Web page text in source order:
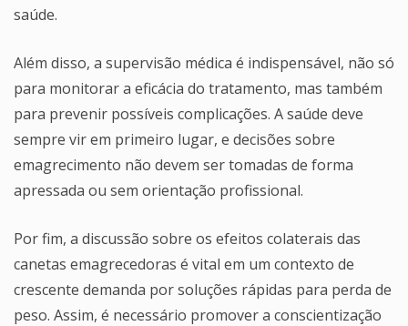
saúde.
Além disso, a supervisão médica é indispensável, não só
para monitorar a eficácia do tratamento, mas também
para prevenir possíveis complicações. A saúde deve
sempre vir em primeiro lugar, e decisões sobre
emagrecimento não devem ser tomadas de forma
apressada ou sem orientação profissional.
Por fim, a discussão sobre os efeitos colaterais das
canetas emagrecedoras é vital em um contexto de
crescente demanda por soluções rápidas para perda de
peso. Assim, é necessário promover a conscientização